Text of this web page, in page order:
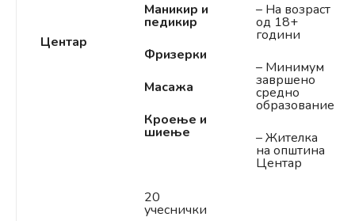
Центар
Маникир и
педикир
Фризерки
Масажа
Кроење и
шиење
20
учеснички
– На возраст
од 18+
години
– Минимум
завршено
средно
образование
– Жителка
на општина
Центар